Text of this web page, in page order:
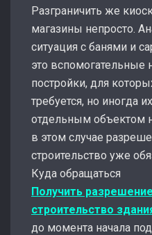
Разграничить же
магазины непросто.
ситуация с банями и
это вспомогательные
постройки, для
требуется, но иногда
отдельным объектом
в этом случае
строительство уже
Куда обращаться
Получить
строительство
до момента начала